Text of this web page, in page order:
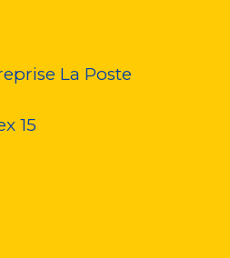
La Poste
15